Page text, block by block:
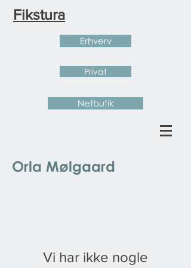
Fikstura
Erhverv
Privat
Netbutik
Orla Mølgaard
Vi har ikke nogle